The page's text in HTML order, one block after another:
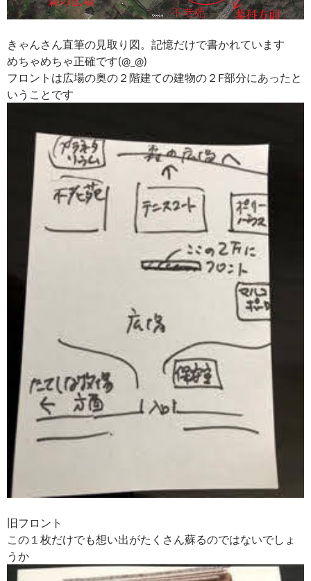
きゃんさん直筆の見取り図。記憶だけで書かれています
めちゃめちゃ正確です(@_@)
フロントは広場の奥の２階建ての建物の２F部分にあったと
いうことです
旧フロント
この１枚だけでも想い出がたくさん蘇るのではないでしょ
うか